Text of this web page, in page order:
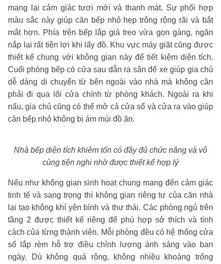
mang lại cảm giác tươi mới và thanh mát. Sự phối hợp
màu sắc này giúp căn bếp nhỏ hẹp trông rộng rãi và bắt
mắt hơn. Phía trên bếp lắp giá treo vừa gọn gàng, ngăn
nắp lại rất tiện lợi khi lấy đồ. Khu vực máy giặt cũng được
thiết kế chung với không gian này để tiết kiệm diện tích.
Cuối phòng bếp có cửa sau dẫn ra sân để xe giúp gia chủ
dễ dàng di chuyển từ bên ngoài vào nhà mà không cần
phải đi qua lối cửa chính từ phòng khách. Ngoài ra khi
nấu, gia chủ cũng có thể mở cả cửa sổ và cửa ra vào giúp
căn bếp nhỏ không bị ám mùi đồ ăn.
Nhà bếp diện tích khiêm tốn có đầy đủ chức năng và vô
cùng tiện nghi nhờ được thiết kế hợp lý
Nếu như không gian sinh hoạt chung mang đến cảm giác
tinh tế và sang trọng thì không gian riêng tư của căn nhà
lại tạo không khí yên bình và thư thái. Các phòng ngủ trên
tầng 2 được thiết kế riêng để phù hợp sở thích và tính
cách của từng thành viên. Mỗi phòng đều có hệ thống cửa
sổ lắp rèm hỗ trợ điều chỉnh lượng ánh sáng vào ban
ngày. Dù không quá rộng, không nhiều khoảng trống